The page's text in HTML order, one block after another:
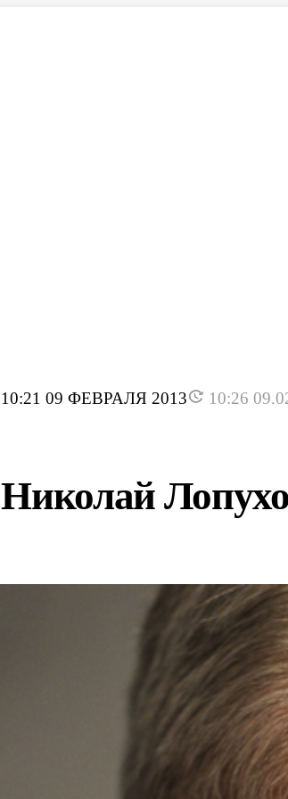
10:21 09 ФЕВРАЛЯ 2013 10:26
Николай